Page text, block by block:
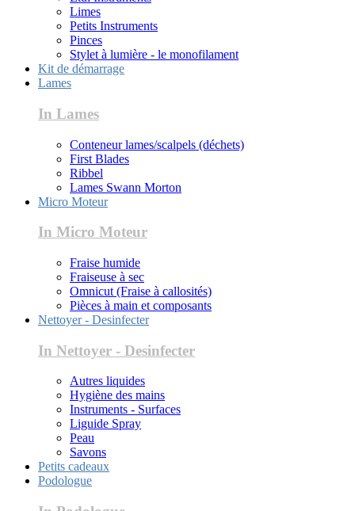
Limes
Petits Instruments
Pinces
Stylet à lumière - le monofilament
Kit de démarrage
Lames
In Lames
Conteneur lames/scalpels (déchets)
First Blades
Ribbel
Lames Swann Morton
Micro Moteur
In Micro Moteur
Fraise humide
Fraiseuse à sec
Omnicut (Fraise à callosités)
Pièces à main et composants
Nettoyer - Desinfecter
In Nettoyer - Desinfecter
Autres liquides
Hygiène des mains
Instruments - Surfaces
Liguide Spray
Peau
Savons
Petits cadeaux
Podologue